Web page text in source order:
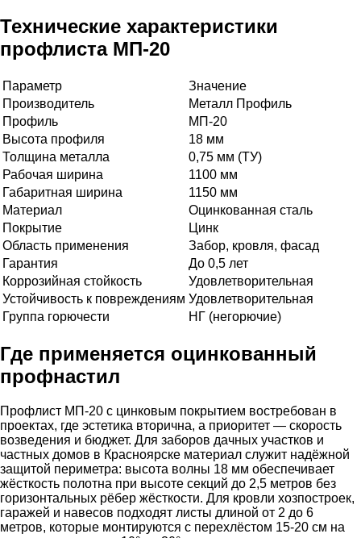
Технические характеристики
профлиста МП-20
Параметр
Значение
Производитель
Металл Профиль
Профиль
МП-20
Высота профиля
18 мм
Толщина металла
0,75 мм (ТУ)
Рабочая ширина
1100 мм
Габаритная ширина
1150 мм
Материал
Оцинкованная сталь
Покрытие
Цинк
Область применения
Забор, кровля, фасад
Гарантия
До 0,5 лет
Коррозийная стойкость
Удовлетворительная
Устойчивость к повреждениям Удовлетворительная
Группа горючести
НГ (негорючие)
Где применяется оцинкованный
профнастил
Профлист МП-20 с цинковым покрытием востребован в
проектах, где эстетика вторична, а приоритет — скорость
возведения и бюджет. Для заборов дачных участков и
частных домов в Красноярске материал служит надёжной
защитой периметра: высота волны 18 мм обеспечивает
жёсткость полотна при высоте секций до 2,5 метров без
горизонтальных рёбер жёсткости. Для кровли хозпостроек,
гаражей и навесов подходят листы длиной от 2 до 6
метров, которые монтируются с перехлёстом 15-20 см на